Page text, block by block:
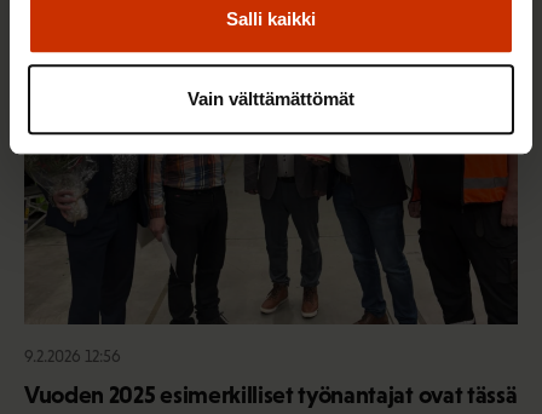
Salli kaikki
Vain välttämättömät
9.2.2026 12:56
Vuoden 2025 esimerkilliset työnantajat ovat tässä